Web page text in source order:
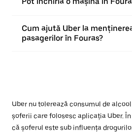
Cum ajută Uber la
pasagerilor în Fouras?
Uber nu tolerează consumul de
șoferii care folosesc aplicația Uber.
că șoferul este sub influența